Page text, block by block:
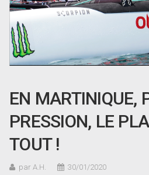
EN MARTINIQUE,
PRESSION, LE
TOUT !
par A.H. 30/01/2020